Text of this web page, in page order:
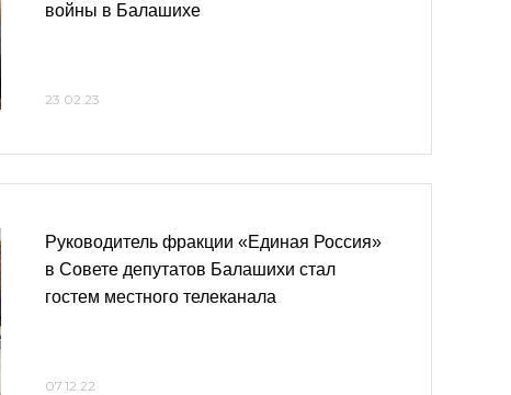
войны в Балашихе
23.02.23
Руководитель фракции «Единая Россия»
в Совете депутатов Балашихи стал
гостем местного телеканала
07.12.22